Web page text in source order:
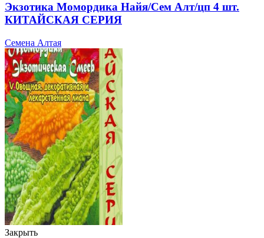
Экзотика Момордика Найя/Сем Алт/цп 4 шт.
КИТАЙСКАЯ СЕРИЯ
Семена Алтая
Закрыть